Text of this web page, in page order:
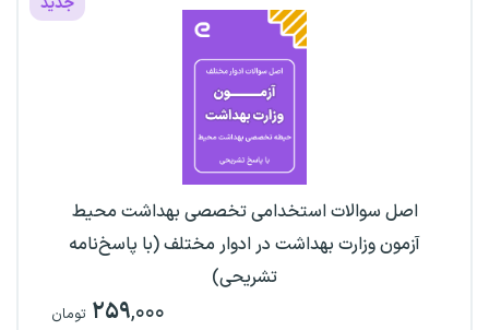
اصل سوالات استخدامی تخصصی بهداشت محیط
آزمون وزارت بهداشت در ادوار مختلف (با پاسخ‌نامه
تشریحی)
۲۵۹,۰۰۰ تومان